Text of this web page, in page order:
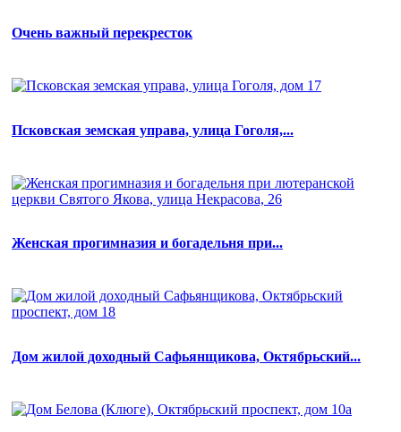
Очень важный перекресток
Псковская земская управа, улица Гоголя,...
Женская прогимназия и богадельня при...
Дом жилой доходный Сафьянщикова, Октябрьский...